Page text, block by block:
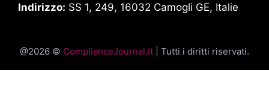
Indirizzo: SS 1, 249, 16032 Camogli GE, Italie
@2026 © ComplianceJournal.it | Tutti i diritti riservati.